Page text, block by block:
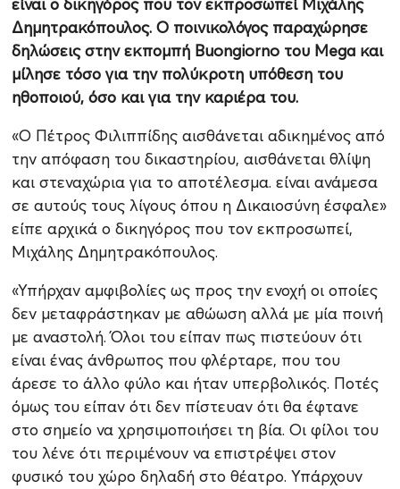
είναι ο δικηγόρος που τον εκπροσωπεί Μιχάλης
Δημητρακόπουλος. Ο ποινικολόγος παραχώρησε
δηλώσεις στην εκπομπή Buongiorno του Mega και
μίλησε τόσο για την πολύκροτη υπόθεση του
ηθοποιού, όσο και για την καριέρα του.
«Ο Πέτρος Φιλιππίδης αισθάνεται αδικημένος από
την απόφαση του δικαστηρίου, αισθάνεται θλίψη
και στεναχώρια για το αποτέλεσμα. είναι ανάμεσα
σε αυτούς τους λίγους όπου η Δικαιοσύνη έσφαλε»
είπε αρχικά ο δικηγόρος που τον εκπροσωπεί,
Μιχάλης Δημητρακόπουλος.
«Υπήρχαν αμφιβολίες ως προς την ενοχή οι οποίες
δεν μεταφράστηκαν με αθώωση αλλά με μία ποινή
με αναστολή. Όλοι του είπαν πως πιστεύουν ότι
είναι ένας άνθρωπος που φλέρταρε, που του
άρεσε το άλλο φύλο και ήταν υπερβολικός. Ποτές
όμως του είπαν ότι δεν πίστευαν ότι θα έφτανε
στο σημείο να χρησιμοποιήσει τη βία. Οι φίλοι του
του λένε ότι περιμένουν να επιστρέψει στον
φυσικό του χώρο δηλαδή στο θέατρο. Υπάρχουν